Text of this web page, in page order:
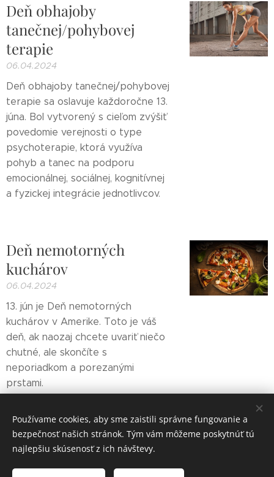
Deň obhajoby
tanečnej/pohybovej
terapie
06.04.2024
Deň obhajoby tanečnej/pohybovej
terapie sa oslavuje každoročne 13.
júna. Bol vytvorený s cieľom zvýšiť
povedomie verejnosti o type
psychoterapie, ktorá využíva
pohyb a tanec na podporu
emocionálnej, sociálnej, kognitívnej
a fyzickej integrácie jednotlivcov.
Deň nemotorných
kuchárov
06.04.2024
13. jún je Deň nemotorných
kuchárov v Amerike. Toto je váš
deň, ak naozaj chcete uvariť niečo
chutné, ale skončíte s
neporiadkom a porezanými
prstami.
Staršie články
Rabekka Art s.r.o.
Používame cookies, aby sme zaistili správne fungovanie a
bezpečnosť našich stránok. Tým vám môžeme poskytnúť tú
najlepšiu skúsenosť z ich návštevy.